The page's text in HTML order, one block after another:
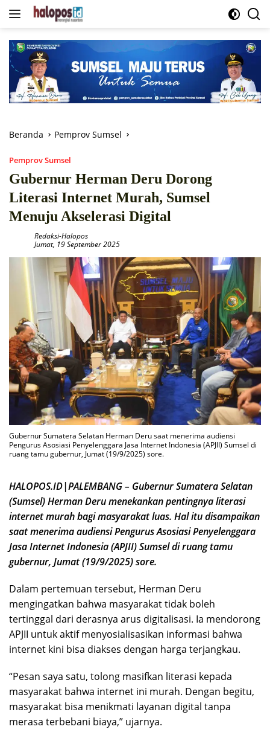
Langsung
Beranda Pemprov Sumsel
Pemprov Sumsel
Gubernur Herman Deru Dorong
Literasi Internet Murah, Sumsel
Menuju Akselerasi Digital
Redaksi-Halopos
Jumat, 19 September 2025
Gubernur Sumatera Selatan Herman Deru saat menerima audiensi
Pengurus Asosiasi Penyelenggara Jasa Internet Indonesia (APJII) Sumsel di
ruang tamu gubernur, Jumat (19/9/2025) sore.
HALOPOS.ID|PALEMBANG – Gubernur Sumatera Selatan
(Sumsel) Herman Deru menekankan pentingnya literasi
internet murah bagi masyarakat luas. Hal itu disampaikan
saat menerima audiensi Pengurus Asosiasi Penyelenggara
Jasa Internet Indonesia (APJII) Sumsel di ruang tamu
gubernur, Jumat (19/9/2025) sore.
Dalam pertemuan tersebut, Herman Deru
mengingatkan bahwa masyarakat tidak boleh
tertinggal dari derasnya arus digitalisasi. Ia mendorong
APJII untuk aktif menyosialisasikan informasi bahwa
internet kini bisa diakses dengan harga terjangkau.
“Pesan saya satu, tolong masifkan literasi kepada
masyarakat bahwa internet ini murah. Dengan begitu,
masyarakat bisa menikmati layanan digital tanpa
merasa terbebani biaya,” ujarnya.